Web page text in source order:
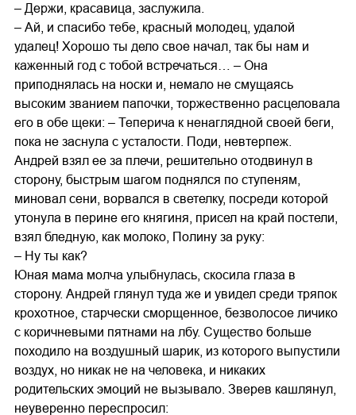
– Держи, красавица, заслужила.
– Ай, и спасибо тебе, красный молодец, удалой
удалец! Хорошо ты дело свое начал, так бы нам и
каженный год с тобой встречаться… – Она
приподнялась на носки и, немало не смущаясь
высоким званием папочки, торжественно расцеловала
его в обе щеки: – Теперича к ненаглядной своей беги,
пока не заснула с усталости. Поди, невтерпеж.
Андрей взял ее за плечи, решительно отодвинул в
сторону, быстрым шагом поднялся по ступеням,
миновал сени, ворвался в светелку, посреди которой
утонула в перине его княгиня, присел на край постели,
взял бледную, как молоко, Полину за руку:
– Ну ты как?
Юная мама молча улыбнулась, скосила глаза в
сторону. Андрей глянул туда же и увидел среди тряпок
крохотное, старчески сморщенное, безволосое личико
с коричневыми пятнами на лбу. Существо больше
походило на воздушный шарик, из которого выпустили
воздух, но никак не на человека, и никаких
родительских эмоций не вызывало. Зверев кашлянул,
неуверенно переспросил: